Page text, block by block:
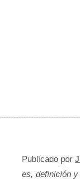
Publicado por
es, definición y